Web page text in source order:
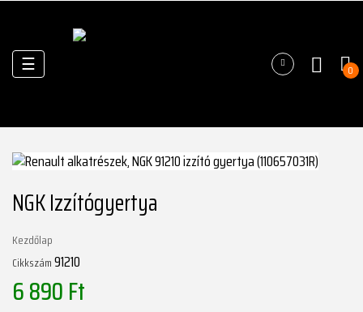
Váltás
a
☰ 0
NGK Izzítógyertya
Kezdőlap
Cikkszám91210
6 890 Ft